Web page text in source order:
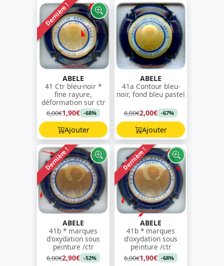
Dernière !
ABELE
41 Ctr bleu-noir *
fine rayure,
déformation sur ctr
6,00€1,90€ -68%
Ajouter
ABELE
41a Contour bleu-
noir, fond bleu pastel
6,00€2,00€ -67%
Ajouter
Dernière !
ABELE
41b * marques
d'oxydation sous
peinture /ctr
6,00€2,90€ -52%
Dernière !
ABELE
41b * marques
d'oxydation sous
peinture /ctr
6,00€1,90€ -68%